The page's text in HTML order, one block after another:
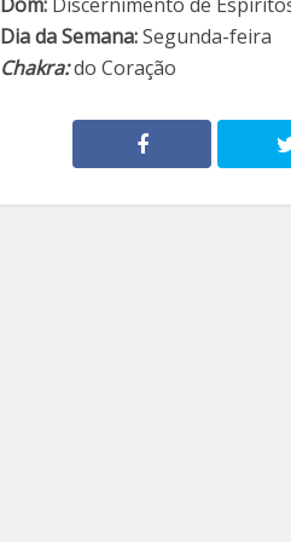
Dia da Semana:Segunda-feira
Chakra:do Coração